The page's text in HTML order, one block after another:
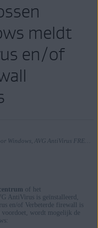
meldt
en/of
Van toepassing op AVG Internet Security voor Windows, AVG AntiVirus FREE voor Windows
of het
AntiVirus is geïnstalleerd,
en/of Verbeterde firewall is
voordoet, wordt mogelijk de